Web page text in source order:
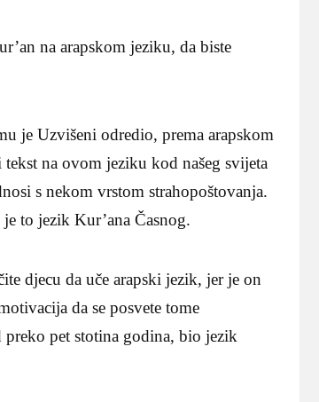
na arapskom jeziku, da biste
je Uzvišeni odredio, prema arapskom
na ovom jeziku kod našeg svijeta
s nekom vrstom strahopoštovanja.
to jezik Kur’ana Časnog.
djecu da uče arapski jezik, jer je on
da se posvete tome
pet stotina godina, bio jezik